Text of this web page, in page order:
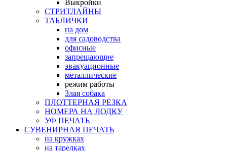
Выкройки
СТРИТЛАЙНЫ
ТАБЛИЧКИ
на дом
для садоводства
офисные
запрещающие
эвакуационные
металлические
режим работы
Злая собака
ПЛОТТЕРНАЯ РЕЗКА
НОМЕРА НА ЛОДКУ
УФ ПЕЧАТЬ
СУВЕНИРНАЯ ПЕЧАТЬ
на кружках
на тарелках